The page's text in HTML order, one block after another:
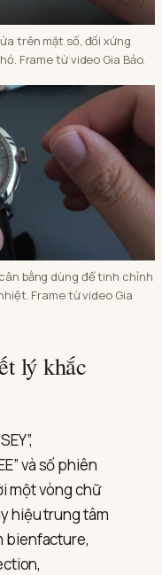
trên mặt số, đối xứng
Frame từ video Gia Bảo.
bằng dùng để tinh chỉnh
Frame từ video Gia
lý khắc
và số phiên
một vòng chữ
hiệu trung tâm
bienfacture,